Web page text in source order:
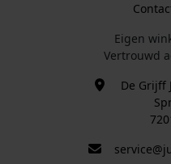
Eigen
Vertrouwd
De Grijff